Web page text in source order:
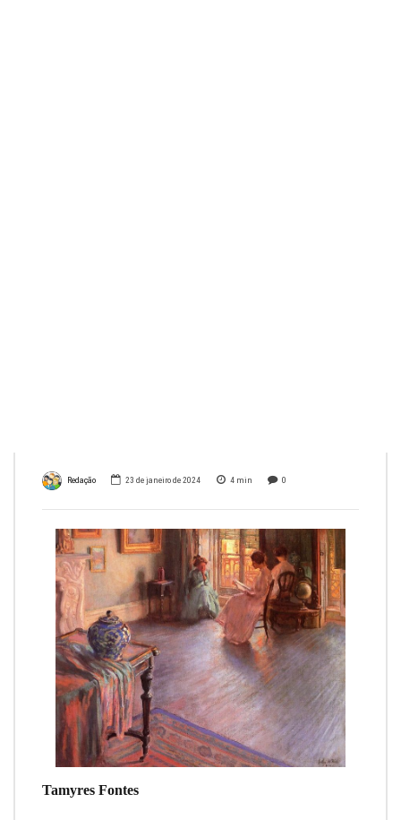
Redação 23 de janeiro de 2024 4 min 0
Tamyres Fontes